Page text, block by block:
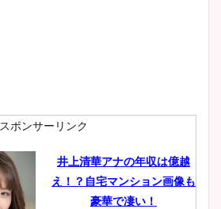
スポンサーリンク
井上清華アナの年収は億越
え！？自宅マンション画像も
豪華で凄い！